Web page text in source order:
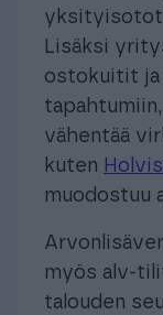
yksityisotot
Lisäksi
ostokuitit
tapahtumiin,
vähentää
kuten
muodostuu
myös alv-
talouden